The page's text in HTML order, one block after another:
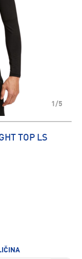
1/5
TOP LS